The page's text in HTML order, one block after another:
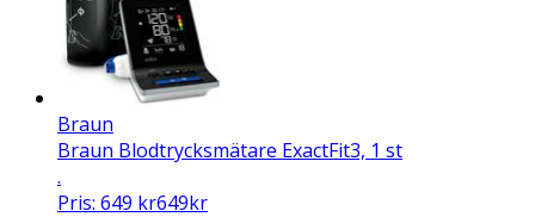
Braun
Braun Blodtrycksmätare ExactFit3, 1 st
.
Pris: 649 kr649kr